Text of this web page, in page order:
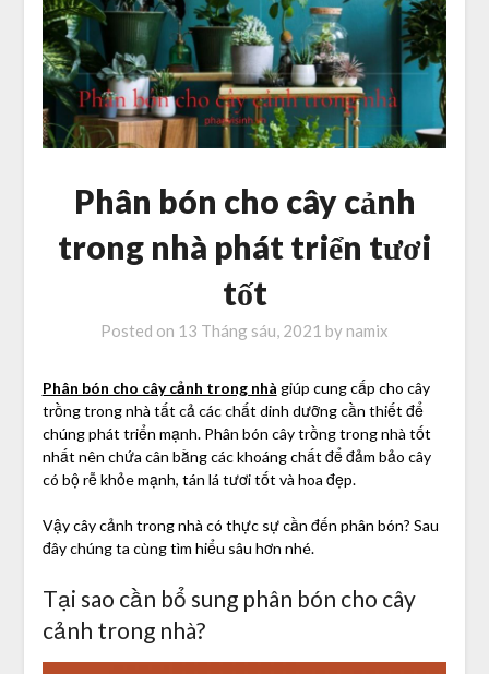
Phân bón cho cây cảnh
trong nhà phát triển tươi
tốt
Posted on 13 Tháng sáu, 2021 by namix
Phân bón cho cây cảnh trong nhà giúp cung cấp cho cây
trồng trong nhà tất cả các chất dinh dưỡng cần thiết để
chúng phát triển mạnh. Phân bón cây trồng trong nhà tốt
nhất nên chứa cân bằng các khoáng chất để đảm bảo cây
có bộ rễ khỏe mạnh, tán lá tươi tốt và hoa đẹp.
Vậy cây cảnh trong nhà có thực sự cần đến phân bón? Sau
đây chúng ta cùng tìm hiểu sâu hơn nhé.
Tại sao cần bổ sung phân bón cho cây
cảnh trong nhà?